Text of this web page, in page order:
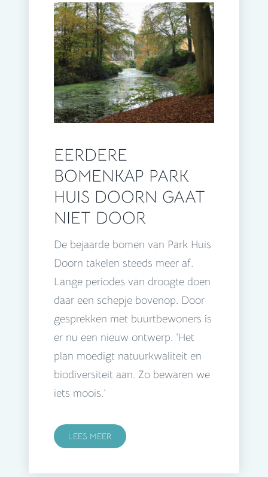
EERDERE
BOMENKAP PARK
HUIS DOORN GAAT
NIET DOOR
De bejaarde bomen van Park Huis
Doorn takelen steeds meer af.
Lange periodes van droogte doen
daar een schepje bovenop. Door
gesprekken met buurtbewoners is
er nu een nieuw ontwerp. ‘Het
plan moedigt natuurkwaliteit en
biodiversiteit aan. Zo bewaren we
iets moois.’
LEES MEER